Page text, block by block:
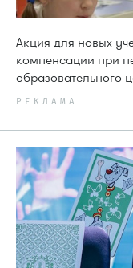
Акция для новых
компенсации при
образовательного
РЕКЛАМА